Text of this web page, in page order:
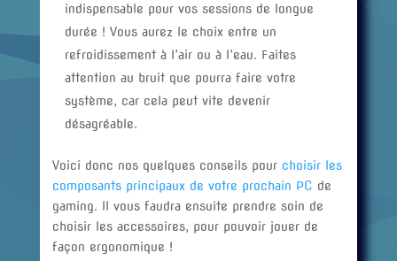
indispensable pour vos sessions de longue
durée ! Vous aurez le choix entre un
refroidissement à l’air ou à l’eau. Faites
attention au bruit que pourra faire votre
système, car cela peut vite devenir
désagréable.
Voici donc nos quelques conseils pour choisir les
composants principaux de votre prochain PC de
gaming. Il vous faudra ensuite prendre soin de
choisir les accessoires, pour pouvoir jouer de
façon ergonomique !